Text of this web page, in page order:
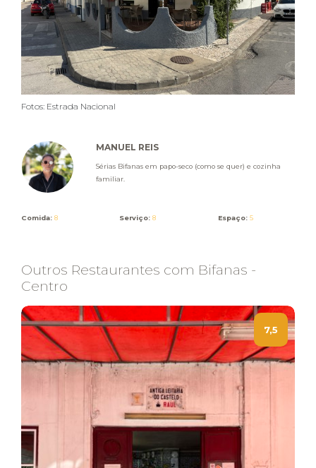
Fotos: Estrada Nacional
MANUEL REIS
Sérias Bifanas em papo-seco (como se quer) e cozinha
familiar.
Comida: 8 Serviço: 8 Espaço: 5
Outros Restaurantes com Bifanas -
Centro
7,5